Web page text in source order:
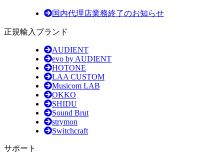
国内代理店業務終了のお知らせ
正規輸入ブランド
AUDIENT
evo by AUDIENT
HOTONE
LAA CUSTOM
Musicom LAB
OKKO
SHIDU
Sound Brut
strymon
Switchcraft
サポート